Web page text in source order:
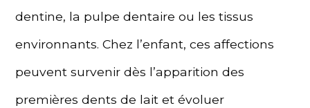
dentine, la pulpe dentaire ou les tissus
environnants. Chez l’enfant, ces affections
peuvent survenir dès l’apparition des
premières dents de lait et évoluer